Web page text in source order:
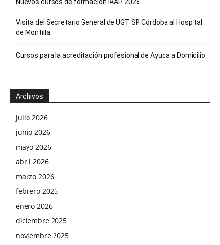
Nuevos cursos de formación IAAP 2026
Visita del Secretario General de UGT SP Córdoba al Hospital
de Montilla
Cursos para la acreditación profesional de Ayuda a Domicilio
Archivos
julio 2026
junio 2026
mayo 2026
abril 2026
marzo 2026
febrero 2026
enero 2026
diciembre 2025
noviembre 2025